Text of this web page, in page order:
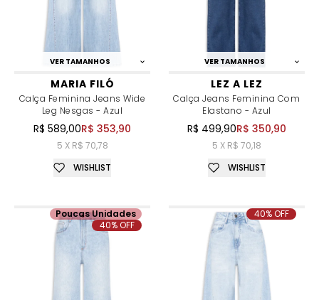
VER TAMANHOS
MARIA FILÓ
Calça Feminina Jeans Wide
Leg Nesgas - Azul
R$ 589,00R$ 353,90
5 X R$ 70,78
WISHLIST
VER TAMANHOS
LEZ A LEZ
Calça Jeans Feminina Com
Elastano - Azul
R$ 499,90R$ 350,90
5 X R$ 70,18
WISHLIST
Poucas Unidades
40% OFF
40% OFF